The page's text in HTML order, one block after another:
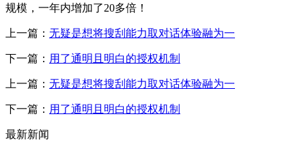
规模，一年内增加了20多倍！
上一篇： 无疑是想将搜刮能力取对话体验融为一
下一篇： 用了通明且明白的授权机制
上一篇： 无疑是想将搜刮能力取对话体验融为一
下一篇： 用了通明且明白的授权机制
最新新闻